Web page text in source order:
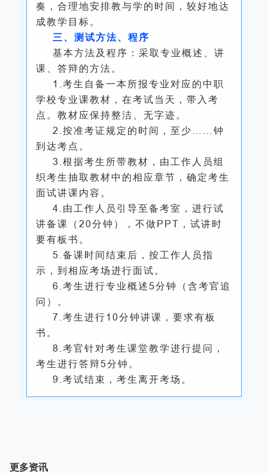
奏，合理地安排教与学的时间，较好地达
成教学目标。
三、测试方法、程序
基本方法及程序：采取专业概述、讲
课、答辩的方法。
1.考生自备一本所报专业对应的中职
学校专业课教材，在考试当天，带入考
点。教材应保持整洁、无字迹。
2.按准考证规定的时间，至少……钟
到达考点。
3.根据考生所带教材，由工作人员组
织考生抽取教材中的相应章节，确定考生
面试讲课内容。
4.由工作人员引导至备考室，进行试
讲备课（20分钟），不做PPT，试讲时
要有板书。
5.备课时间结束后，按工作人员指
示，到相应考场进行面试。
6.考生进行专业概述5分钟（含考官追
问）。
7.考生进行10分钟讲课，要求有板
书。
8.考官针对考生课堂教学进行提问，
考生进行答辩5分钟。
9.考试结束，考生离开考场。
更多资讯